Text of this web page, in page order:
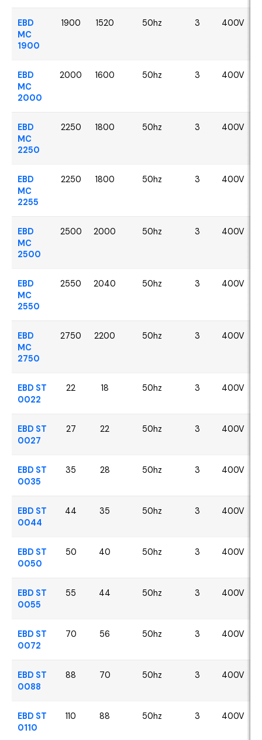
EBD
MC
1900
1900 1520 50hz 3 400V
EBD
MC
2000
2000 1600 50hz 3 400V
EBD
MC
2250
2250 1800 50hz 3 400V
EBD
MC
2255
2250 1800 50hz 3 400V
EBD
MC
2500
2500 2000 50hz 3 400V
EBD
MC
2550
2550 2040 50hz 3 400V
EBD
MC
2750
2750 2200 50hz 3 400V
EBD ST
0022
22 18 50hz 3 400V
EBD ST
0027
27 22 50hz 3 400V
EBD ST
0035
35 28 50hz 3 400V
EBD ST
0044
44 35 50hz 3 400V
EBD ST
0050
50 40 50hz 3 400V
EBD ST
0055
55 44 50hz 3 400V
EBD ST
0072
70 56 50hz 3 400V
EBD ST
0088
88 70 50hz 3 400V
EBD ST
0110
110 88 50hz 3 400V